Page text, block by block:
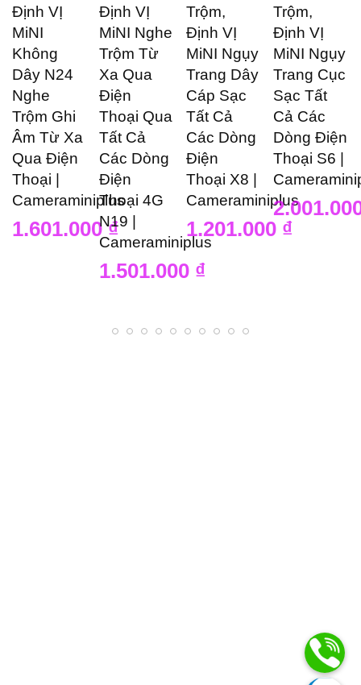
Định VỊ
MiNI
Không
Dây N24
Nghe
Trộm Ghi
Âm Từ Xa
Qua Điện
Thoại |
Cameraminiplus
1.601.000₫
Định VỊ
MiNI Nghe
Trộm Từ
Xa Qua
Điện
Thoại Qua
Tất Cả
Các Dòng
Điện
Thoại 4G
N19 |
Cameraminiplus
1.501.000 ₫
Trộm,
Định VỊ
MiNI Ngụy
Trang Dây
Cáp Sạc
Tất Cả
Các Dòng
Điện
Thoại X8 |
Cameraminiplus
1.201.000 ₫
Trộm,
Định VỊ
MiNI Ngụy
Trang Cục
Sạc Tất
Cả Các
Dòng Điện
Thoại S6 |